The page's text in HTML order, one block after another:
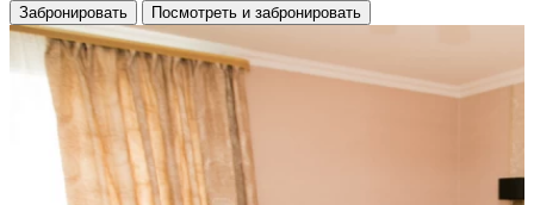
Забронировать Посмотреть и забронировать